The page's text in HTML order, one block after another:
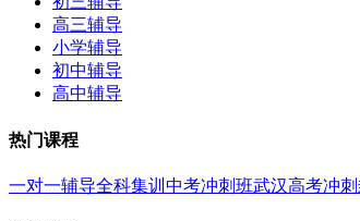
高三辅导
小学辅导
初中辅导
高中辅导
热门课程
一对一辅导全科集训 中考冲刺班武汉高考冲